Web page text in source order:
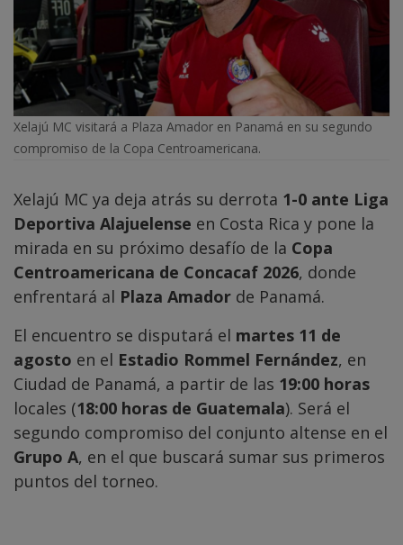
Xelajú MC visitará a Plaza Amador en Panamá en su segundo
compromiso de la Copa Centroamericana.
Xelajú MC ya deja atrás su derrota 1-0 ante Liga
Deportiva Alajuelense en Costa Rica y pone la
mirada en su próximo desafío de la Copa
Centroamericana de Concacaf 2026, donde
enfrentará al Plaza Amador de Panamá.
El encuentro se disputará el martes 11 de
agosto en el Estadio Rommel Fernández, en
Ciudad de Panamá, a partir de las 19:00 horas
locales (18:00 horas de Guatemala). Será el
segundo compromiso del conjunto altense en el
Grupo A, en el que buscará sumar sus primeros
puntos del torneo.